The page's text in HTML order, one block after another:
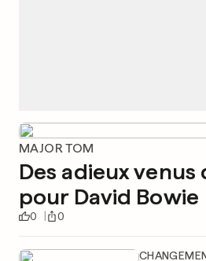
MAJOR TOM
Des adieux venus
pour David Bowie
0 0